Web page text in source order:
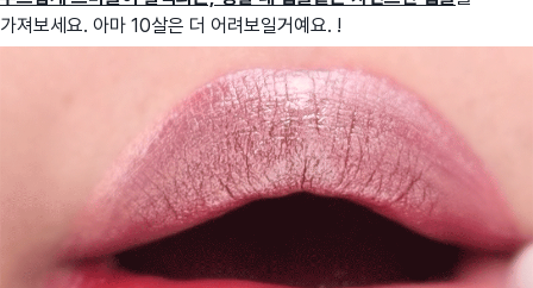
가져보세요. 아마 10살은 더 어려보일거예요. !